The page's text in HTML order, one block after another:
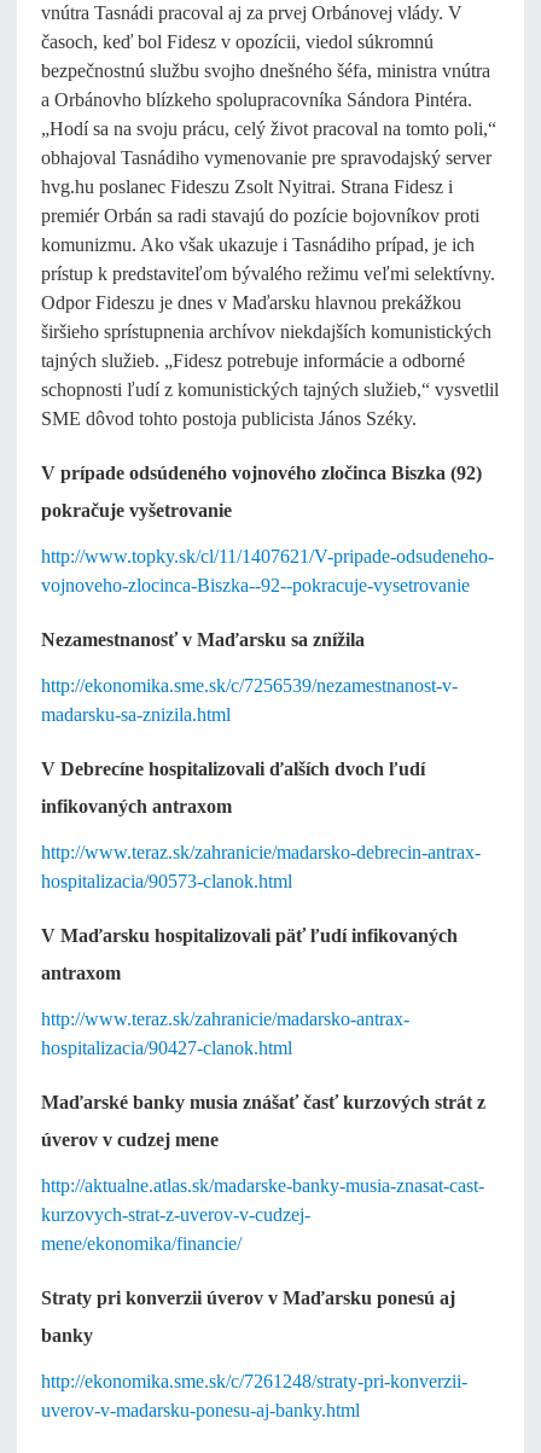
vnútra Tasnádi pracoval aj za prvej Orbánovej vlády. V
časoch, keď bol Fidesz v opozícii, viedol súkromnú
bezpečnostnú službu svojho dnešného šéfa, ministra vnútra
a Orbánovho blízkeho spolupracovníka Sándora Pintéra.
„Hodí sa na svoju prácu, celý život pracoval na tomto poli,“
obhajoval Tasnádiho vymenovanie pre spravodajský server
hvg.hu poslanec Fideszu Zsolt Nyitrai. Strana Fidesz i
premiér Orbán sa radi stavajú do pozície bojovníkov proti
komunizmu. Ako však ukazuje i Tasnádiho prípad, je ich
prístup k predstaviteľom bývalého režimu veľmi selektívny.
Odpor Fideszu je dnes v Maďarsku hlavnou prekážkou
širšieho sprístupnenia archívov niekdajších komunistických
tajných služieb. „Fidesz potrebuje informácie a odborné
schopnosti ľudí z komunistických tajných služieb,“ vysvetlil
SME dôvod tohto postoja publicista János Széky.
V prípade odsúdeného vojnového zločinca Biszka (92)
pokračuje vyšetrovanie
http://www.topky.sk/cl/11/1407621/V-pripade-odsudeneho-
vojnoveho-zlocinca-Biszka--92--pokracuje-vysetrovanie
Nezamestnanosť v Maďarsku sa znížila
http://ekonomika.sme.sk/c/7256539/nezamestnanost-v-
madarsku-sa-znizila.html
V Debrecíne hospitalizovali ďalších dvoch ľudí
infikovaných antraxom
http://www.teraz.sk/zahranicie/madarsko-debrecin-antrax-
hospitalizacia/90573-clanok.html
V Maďarsku hospitalizovali päť ľudí infikovaných
antraxom
http://www.teraz.sk/zahranicie/madarsko-antrax-
hospitalizacia/90427-clanok.html
Maďarské banky musia znášať časť kurzových strát z
úverov v cudzej mene
http://aktualne.atlas.sk/madarske-banky-musia-znasat-cast-
kurzovych-strat-z-uverov-v-cudzej-
mene/ekonomika/financie/
Straty pri konverzii úverov v Maďarsku ponesú aj
banky
http://ekonomika.sme.sk/c/7261248/straty-pri-konverzii-
uverov-v-madarsku-ponesu-aj-banky.html